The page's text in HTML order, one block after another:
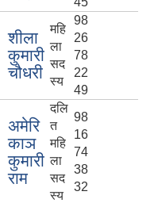
शीला
कुमारी
चौधरी
महि
ला
सद
स्य
98
26
78
22
49
अमेरि
काञ
कुमारी
राम
दलि
त
महि
ला
सद
स्य
98
16
74
38
32